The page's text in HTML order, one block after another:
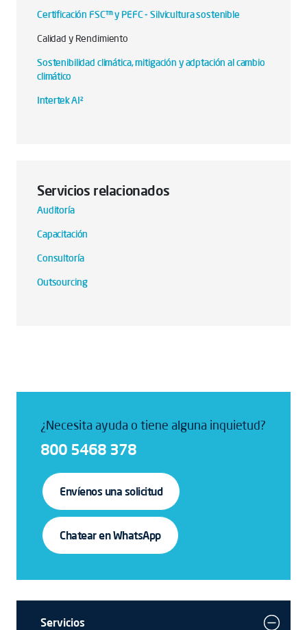
Certificación FSC™ y PEFC - Silvicultura sostenible
Calidad y Rendimiento
Sostenibilidad climática, mitigación y adptación al cambio
climático
Intertek AI²
Servicios relacionados
Auditoría
Capacitación
Consultoría
Outsourcing
¿Necesita ayuda o tiene alguna inquietud?
800 5468 378
Envíenos una solicitud
Chatear en WhatsApp
Servicios